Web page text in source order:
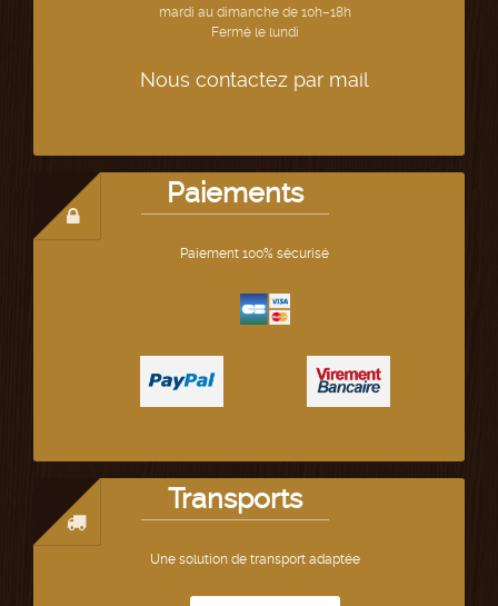
mardi au dimanche de 10h–18h
Fermé le lundi
Nous contactez par mail
Paiements
Paiement 100% sécurisé
Transports
Une solution de transport adaptée